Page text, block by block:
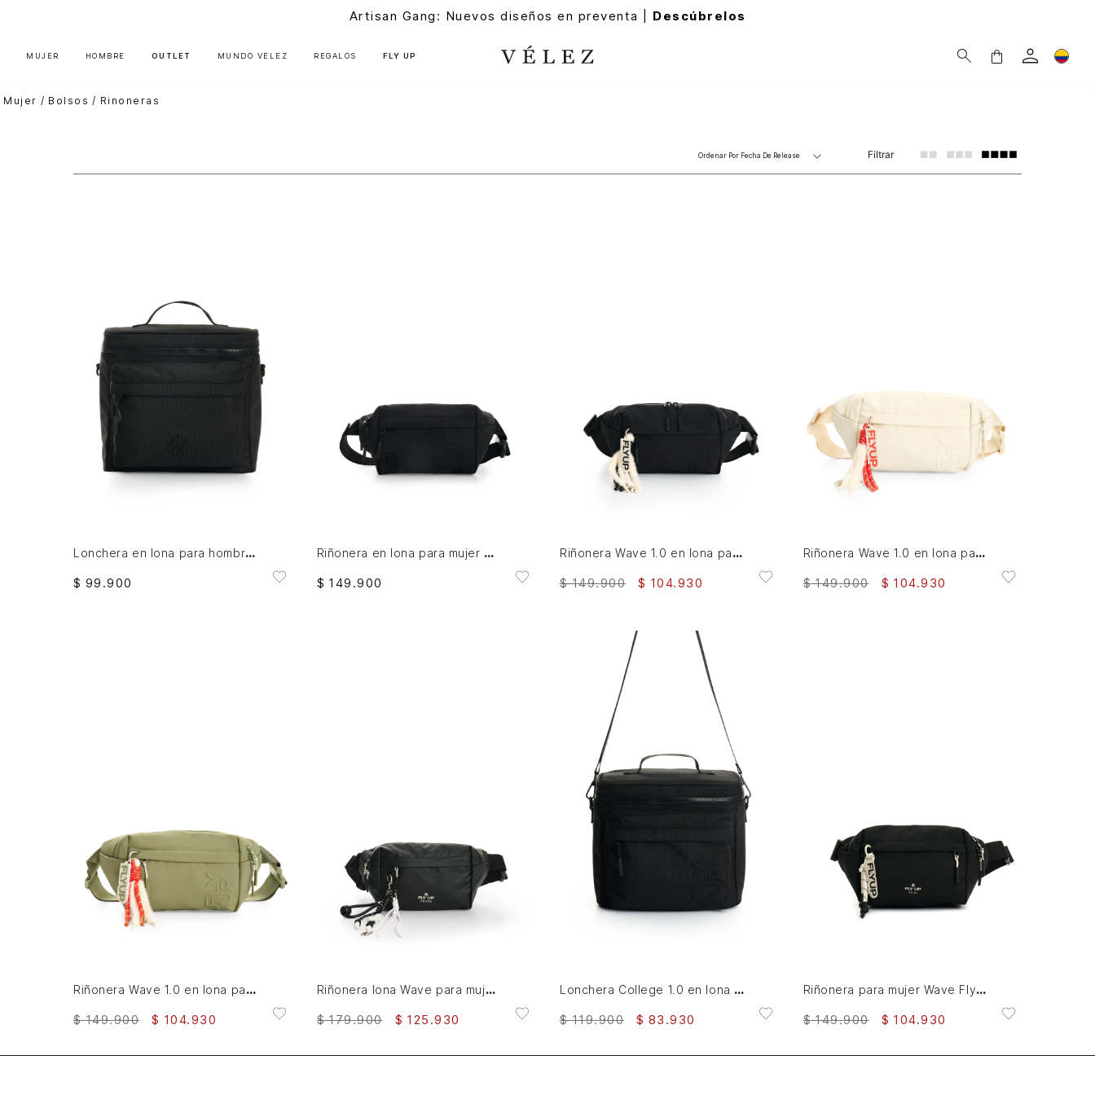
Artisan Gang: Nuevos diseños en preventa | Descúbrelos
MUJER HOMBRE OUTLET MUNDO VÉLEZ REGALOS FLY UP
Mujer Bolsos Rinoneras
Ordenar Por Fecha De Release Filtrar
Lonchera en lona para hombre College club 2.0
$ 99 .900
Riñonera en lona para mujer Wave floral
$ 149 .900
Riñonera Wave 1.0 en lona para mujer Fly Up
$ 149.900 $ 104.930
Riñonera Wave 1.0 en lona para mujer Fly Up
$ 149.900 $ 104.930
Riñonera Wave 1.0 en lona para mujer Fly Up
$ 149.900 $ 104.930
Riñonera lona Wave para mujer Fly Up
$ 179.900 $ 125 .930
Lonchera College 1.0 en lona para mujer Fly Up
$ 119.900 $ 83 .930
Riñonera para mujer Wave Fly Up
$ 149.900 $ 104.930